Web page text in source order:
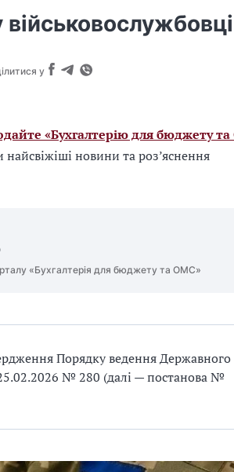
у
«Бухгалтерію для бюджету
новини та роз’яснення
«Бухгалтерія для бюджету та ОМС»
Порядку ведення Державного
25.02.2026 № 280 (далі — постанова №